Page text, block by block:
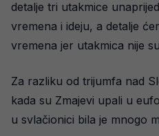
detalje tri utakmice
vremena i ideju, a detalje
vremena jer utakmica nije
Za razliku od trijumfa nad
kada su Zmajevi upali u
u svlačionici bila je mnogo